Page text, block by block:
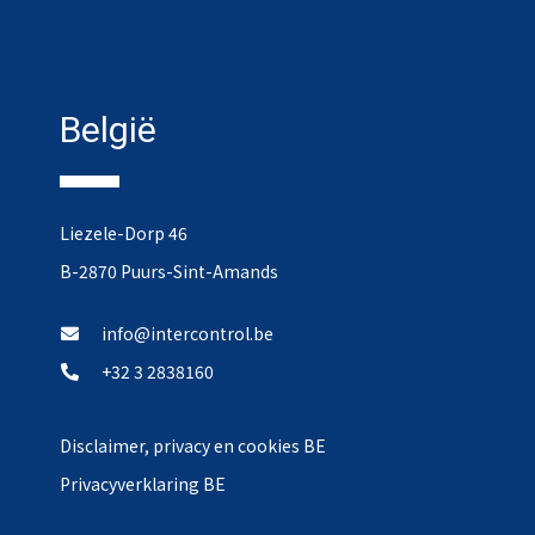
België
Liezele-Dorp 46
B-2870 Puurs-Sint-Amands
info@intercontrol.be
+32 3 2838160
Disclaimer, privacy en cookies BE
Privacyverklaring BE